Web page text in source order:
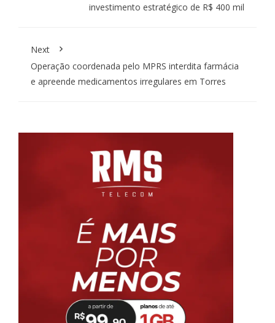
investimento estratégico de R$ 400 mil
Next
Operação coordenada pelo MPRS interdita farmácia
e apreende medicamentos irregulares em Torres